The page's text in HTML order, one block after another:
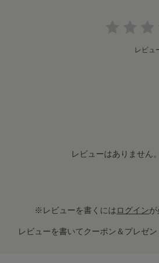
レビュ
レビューはありません。
※レビューを書くにはログインが
レビューを書いてクーポン＆プレゼン